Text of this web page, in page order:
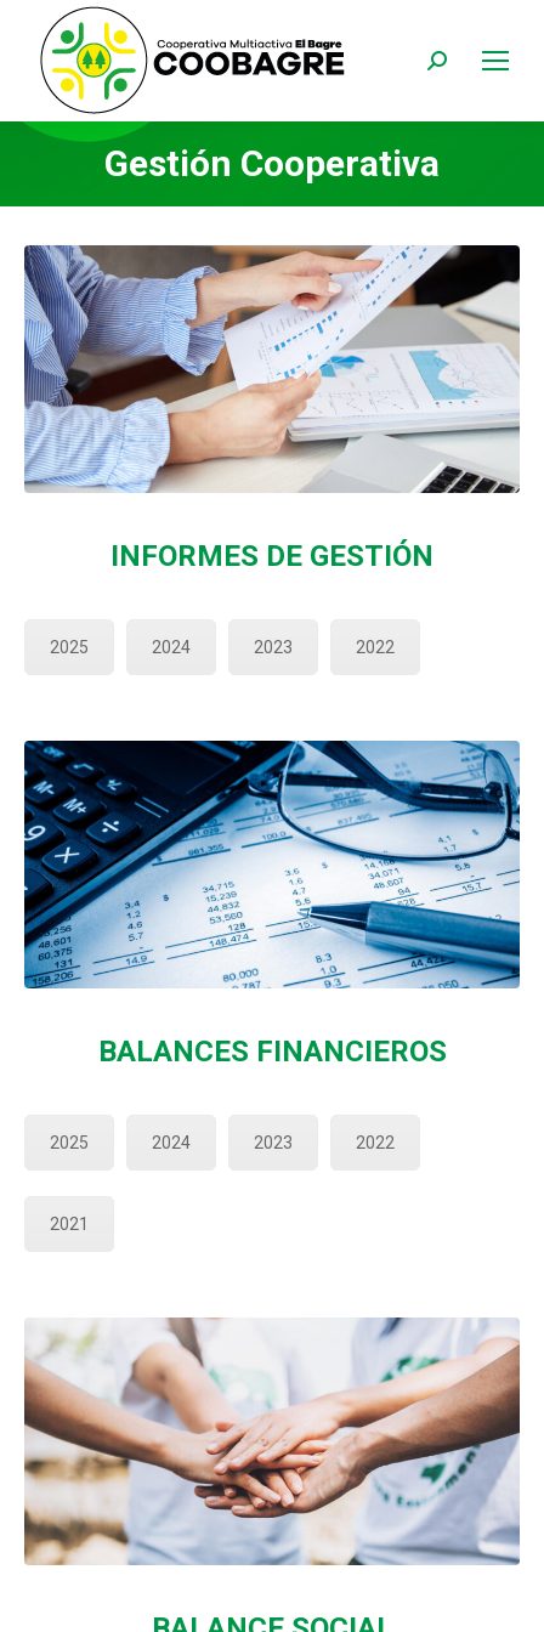
Buscar:
Gestión Cooperativa
Estás aquí:
INFORMES DE GESTIÓN
2025 2024 2023 2022
BALANCES FINANCIEROS
2025 2024 2023 2022
2021